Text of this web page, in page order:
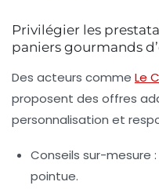
Privilégier les
paniers gourmands
Des acteurs comme Le
proposent des offres
personnalisation et
Conseils sur-mesure :
pointue.